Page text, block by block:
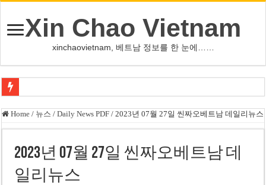
Xin Chao Vietnam
xinchaovietnam, 베트남 정보를 한 눈에……
오덕 목사, 32년 베트남 삶 담은 첫 디카시집 ‘한 컷의 서정’ 출간
베트남 화학·플라스틱 기업 납세 상위 10곳 공개…절반은 국영기업
MWG 대표 “올해 이익 목표 9조2천억동, 2~3개월 조기 달성 자신”
FIFA 인판티노 회장, 유럽 축구계·북미 정치권 불신임 압박 직면
Home / 뉴스 / Daily News PDF / 2023년 07월 27일 씬짜오베트남 데일리뉴스
2023년 07월 27일 씬짜오베트남 데
일리뉴스